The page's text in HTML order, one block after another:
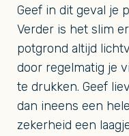
Geef in dit geval je
Verder is het slim
potgrond altijd
door regelmatig je
te drukken. Geef
dan ineens een
zekerheid een